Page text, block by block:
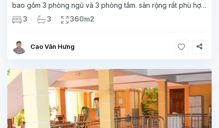
bao gồm 3 phòng ngủ và 3 phòng tắm. sân rộng rất phù hợp
cho những gia đình, nhóm bạn ở ghép Nằm ở trung tâm Tây
Hồ, khu vực
3 3 360m2
Cao Văn Hưng